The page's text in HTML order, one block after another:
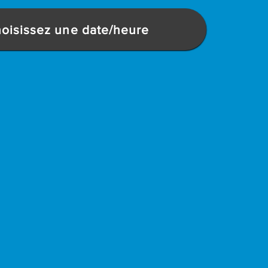
une date/heure